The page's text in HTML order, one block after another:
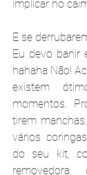
implicar no
E se
Eu devo banir
hahaha Não!
existem
momentos.
tirem
vários
do seu kit,